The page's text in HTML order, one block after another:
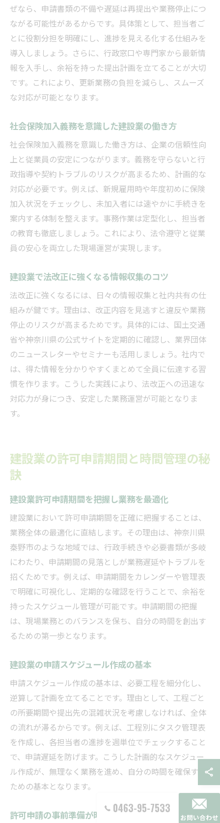
ぜなら、申請書類の不備や遅延は再提出や業務停止につ
ながる可能性があるからです。具体策として、担当者ご
とに役割分担を明確にし、進捗を見える化する仕組みを
導入しましょう。さらに、行政窓口や専門家から最新情
報を入手し、余裕を持った提出計画を立てることが大切
です。これにより、更新業務の負担を減らし、スムーズ
な対応が可能となります。
社会保険加入義務を意識した建設業の働き方
社会保険加入義務を意識した働き方は、企業の信頼性向
上と従業員の安定につながります。義務を守らないと行
政指導や契約トラブルのリスクが高まるため、計画的な
対応が必要です。例えば、新規雇用時や年度初めに保険
加入状況をチェックし、未加入者には速やかに手続きを
案内する体制を整えます。事務作業は定型化し、担当者
の教育も徹底しましょう。これにより、法令遵守と従業
員の安心を両立した現場運営が実現します。
建設業で法改正に強くなる情報収集のコツ
法改正に強くなるには、日々の情報収集と社内共有の仕
組みが鍵です。理由は、改正内容を見逃すと違反や業務
停止のリスクが高まるためです。具体的には、国土交通
省や神奈川県の公式サイトを定期的に確認し、業界団体
のニュースレターやセミナーも活用しましょう。社内で
は、得た情報を分かりやすくまとめて全員に伝達する習
慣を作ります。こうした実践により、法改正への迅速な
対応力が身につき、安定した業務運営が可能となりま
す。
建設業の許可申請期間と時間管理の秘
訣
建設業許可申請期間を把握し業務を最適化
建設業において許可申請期間を正確に把握することは、
業務全体の最適化に直結します。その理由は、神奈川県
秦野市のような地域では、行政手続きや必要書類が多岐
にわたり、申請期間の見落としが業務遅延やトラブルを
招くためです。例えば、申請期間をカレンダーや管理表
で明確に可視化し、定期的な確認を行うことで、余裕を
持ったスケジュール管理が可能です。申請期間の把握
は、現場業務とのバランスを保ち、自分の時間を創出す
るための第一歩となります。
建設業の申請スケジュール作成の基本
申請スケジュール作成の基本は、必要工程を細分化し、
逆算して計画を立てることです。理由として、工程ごと
の所要期間や提出先の混雑状況を考慮しなければ、全体
の流れが滞るからです。例えば、工程別にタスク管理表
を作成し、各担当者の進捗を週単位でチェックすること
で、申請遅延を防げます。こうした計画的なスケジュー
ル作成が、無理なく業務を進め、自分の時間を確保する
ための基本となります。
許可申請の事前準備が時間短縮のカギ
0463-95-7533
お問い合わせ